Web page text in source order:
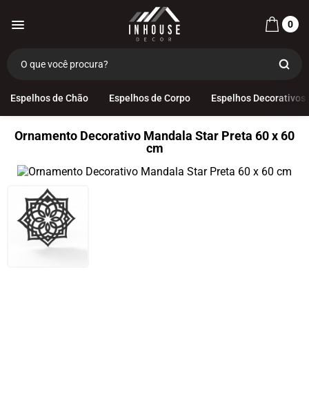
0
Espelhos de Chão Espelhos de Corpo Espelhos Decorativos
Ornamento Decorativo Mandala Star Preta 60 x 60
cm